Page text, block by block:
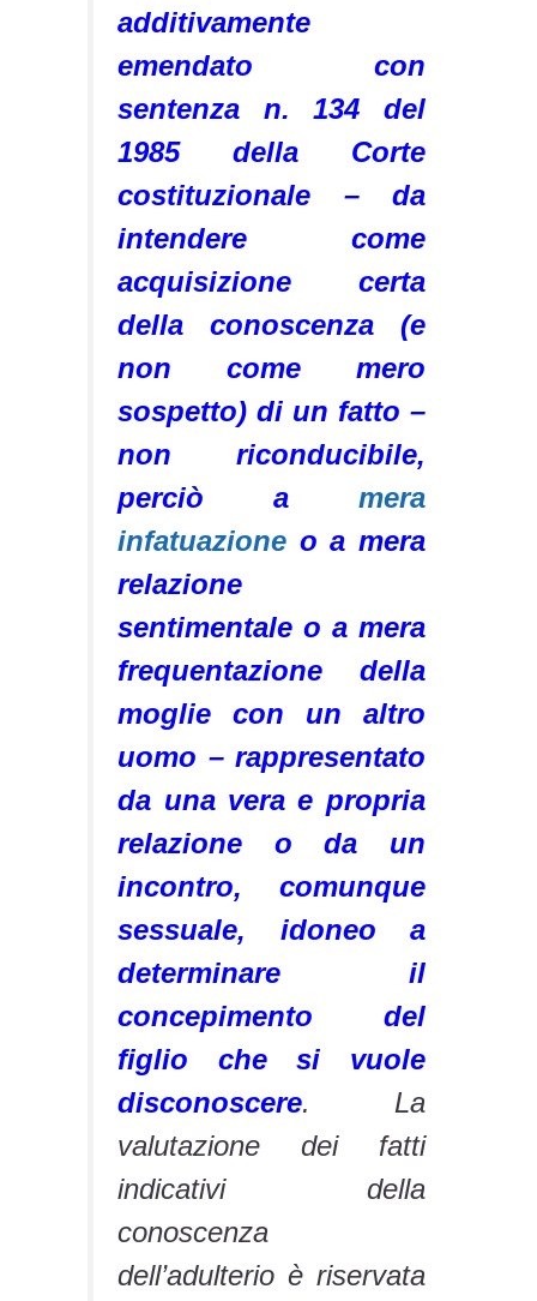
additivamente
emendato con
sentenza n. 134 del
1985 della Corte
costituzionale – da
intendere come
acquisizione certa
della conoscenza (e
non come mero
sospetto) di un fatto –
non riconducibile,
perciò a mera
infatuazione o a mera
relazione
sentimentale o a mera
frequentazione della
moglie con un altro
uomo – rappresentato
da una vera e propria
relazione o da un
incontro, comunque
sessuale, idoneo a
determinare il
concepimento del
figlio che si vuole
disconoscere. La
valutazione dei fatti
indicativi della
conoscenza
dell’adulterio è riservata